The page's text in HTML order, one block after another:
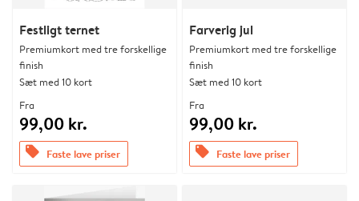
Festligt ternet
Premiumkort med tre forskellige
finish
Sæt med 10 kort
Fra
99,00 kr.
offers Faste lave priser
Farverig jul
Premiumkort med tre forskellige
finish
Sæt med 10 kort
Fra
99,00 kr.
offers Faste lave priser